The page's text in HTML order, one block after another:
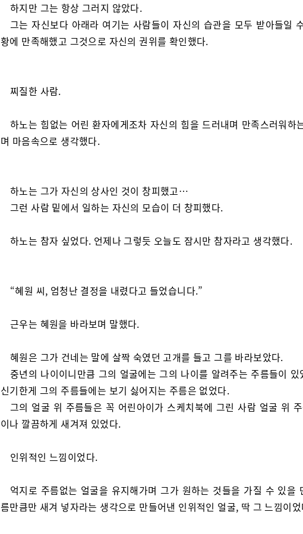
하지만 그는 항상 그러지 않았다.
그는 자신보다 아래라 여기는 사람들이 자신의 습관을 모두 받아들일
황에 만족해했고 그것으로 자신의 권위를 확인했다.
찌질한 사람.
하노는 힘없는 어린 환자에게조차 자신의 힘을 드러내며 만족스러워하
며 마음속으로 생각했다.
하노는 그가 자신의 상사인 것이 창피했고…
그런 사람 밑에서 일하는 자신의 모습이 더 창피했다.
하노는 참자 싶었다. 언제나 그렇듯 오늘도 잠시만 참자라고 생각했다.
“혜원 씨, 엄청난 결정을 내렸다고 들었습니다.”
근우는 혜원을 바라보며 말했다.
혜원은 그가 건네는 말에 살짝 숙였던 고개를 들고 그를 바라보았다.
중년의 나이이니만큼 그의 얼굴에는 그의 나이를 알려주는 주름들이 있
신기한게 그의 주름들에는 보기 싫어지는 주름은 없었다.
그의 얼굴 위 주름들은 꼭 어린아이가 스케치북에 그린 사람 얼굴 위
이나 깔끔하게 새겨져 있었다.
인위적인 느낌이었다.
억지로 주름없는 얼굴을 유지해가며 그가 원하는 것들을 가질 수 있을
름만큼만 새겨 넣자라는 생각으로 만들어낸 인위적인 얼굴, 딱 그 느낌이